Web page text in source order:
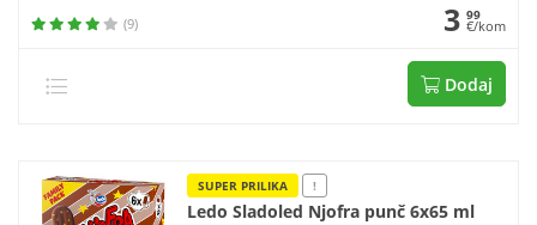
(9) 3 99
€/kom
Dodaj
SUPER PRILIKA !
Ledo Sladoled Njofra punč 6x65 ml